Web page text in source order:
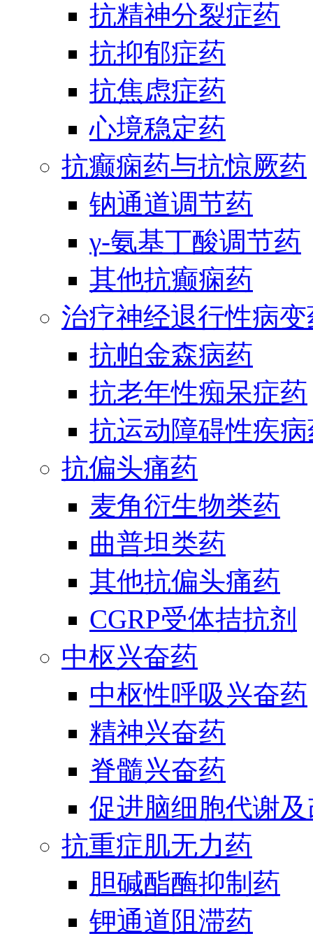
抗精神分裂症药
抗抑郁症药
抗焦虑症药
心境稳定药
抗癫痫药与抗惊厥药
钠通道调节药
γ-氨基丁酸调节药
其他抗癫痫药
治疗神经退行性病
抗帕金森病药
抗老年性痴呆症药
抗运动障碍性疾
抗偏头痛药
麦角衍生物类药
曲普坦类药
其他抗偏头痛药
CGRP受体拮抗剂
中枢兴奋药
中枢性呼吸兴奋药
精神兴奋药
脊髓兴奋药
促进脑细胞代谢
抗重症肌无力药
胆碱酯酶抑制药
钾通道阻滞药